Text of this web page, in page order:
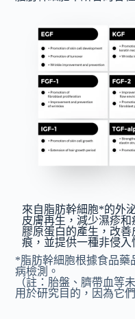
來自脂肪幹細胞*的外
皮膚再生，減少濕疹
膠原蛋白的產生，改
痕，並提供一種非侵入
*脂肪幹細胞根據食品藥
病檢測。
（註：胎盤、臍帶血等
用於研究目的，因為它